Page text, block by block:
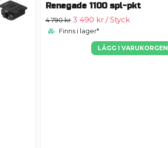
Renegade 1100 spl-pkt
4 790 kr 3 490 kr / Styck
Finns i lager*
LÄGG I VARUKORGEN